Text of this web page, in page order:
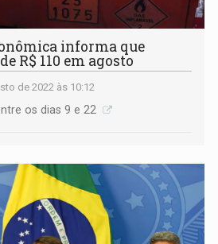
informa que
R$ 110 em agosto
de 2022 às 10:12
os dias 9 e 22